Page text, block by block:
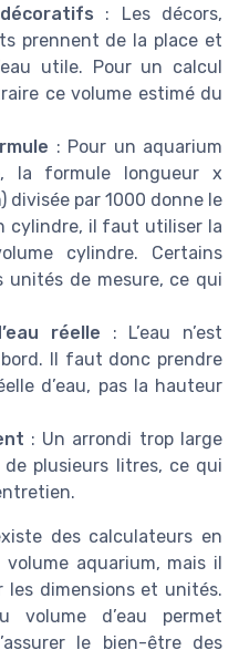
: Les décors,
prennent de la place et
utile. Pour un calcul
ce volume estimé du
: Pour un aquarium
la formule longueur x
divisée par 1000 donne le
cylindre, il faut utiliser la
cylindre. Certains
de mesure, ce qui
réelle : L’eau n’est
bord. Il faut donc prendre
d’eau, pas la hauteur
: Un arrondi trop large
plusieurs litres, ce qui
des calculateurs en
aquarium, mais il
les dimensions et unités.
volume d’eau permet
le bien-être des